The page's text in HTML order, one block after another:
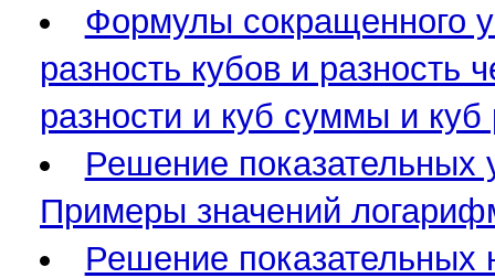
Формулы сокращенного
разность кубов и разность
разности и куб суммы и куб
Решение показательных
Примеры значений
Решение показательных